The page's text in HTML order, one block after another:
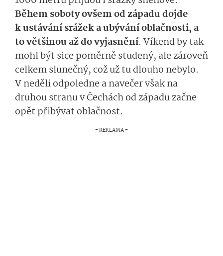
Běhemsoboty ovšemod západu dojde
k ustávání srážek a ubývání oblačnosti, a
to většinou až do vyjasnění. Víkend by tak
mohl být sice poměrně studený, ale zároveň
celkem slunečný, což už tu dlouho nebylo.
V neděli odpoledne anavečervšak na
druhou stranuv Čechách od západuzačne
opět přibývat oblačnost.